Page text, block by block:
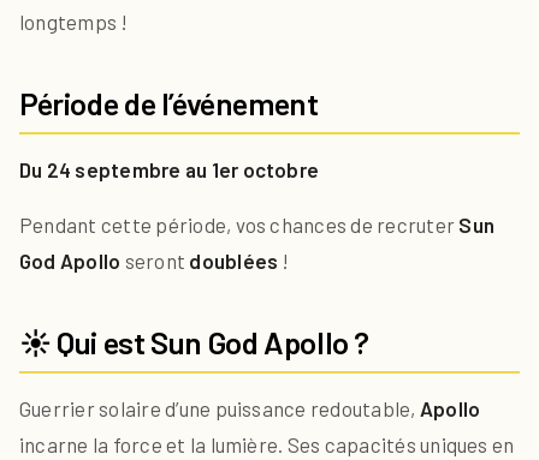
longtemps !
Période de l’événement
Du 24 septembre au 1er octobre
Pendant cette période, vos chances de recruter Sun
God Apollo seront doublées !
☀ Qui est Sun God Apollo ?
Guerrier solaire d’une puissance redoutable, Apollo
incarne la force et la lumière. Ses capacités uniques en